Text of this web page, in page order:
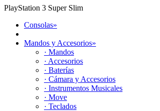
PlayStation 3 Super Slim
Consolas»
Mandos y Accesorios»
· Mandos
· Accesorios
· Baterías
· Cámara y Accesorios
· Instrumentos Musicales
· Move
· Teclados